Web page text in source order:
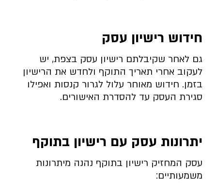
חידוש רישיון עסק
גם לאחר שקיבלתם רישיון עסק בצפת, יש
לעקוב אחרי תאריך התוקף ולחדש את הרישיון
בזמן. חידוש מאוחר עלול לגרור קנסות ואפילו
סגירת העסק עד להסדרת האישורים.
יתרונות עסק עם רישיון בתוקף
עסק המחזיק רישיון בתוקף נהנה מיתרונות
משמעותיים: